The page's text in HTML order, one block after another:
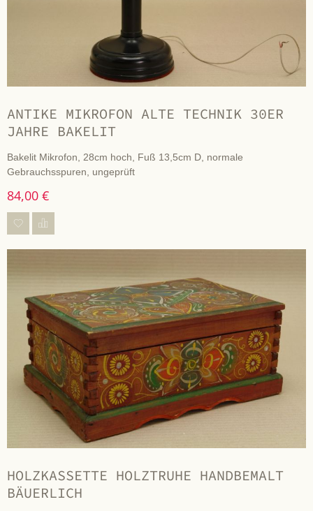
ANTIKE MIKROFON ALTE TECHNIK 30ER
JAHRE BAKELIT
Bakelit Mikrofon, 28cm hoch, Fuß 13,5cm D, normale
Gebrauchsspuren, ungeprüft
84,00 €
HOLZKASSETTE HOLZTRUHE HANDBEMALT
BÄUERLICH